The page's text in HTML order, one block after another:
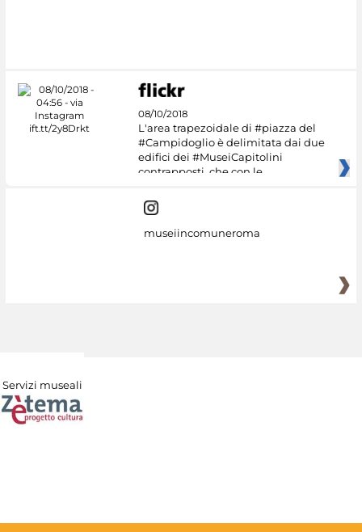
08/10/2018
L'area trapezoidale di #piazza del
#Campidoglio è delimitata dai due
edifici dei #MuseiCapitolini
contrapposti, che con le
museiincomuneroma
Servizi museali